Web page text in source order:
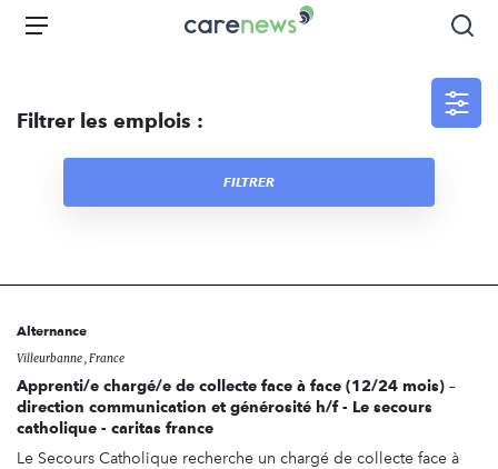
Aller
Carenews,
acteurs
l'engagement
Menu
Filtrer les emplois :
FILTRER
Alternance
Villeurbanne , France
Apprenti/e chargé/e de collecte face à face (12/24 mois) –
direction communication et générosité h/f - Le secours
catholique - caritas france
Le Secours Catholique recherche un chargé de collecte face à